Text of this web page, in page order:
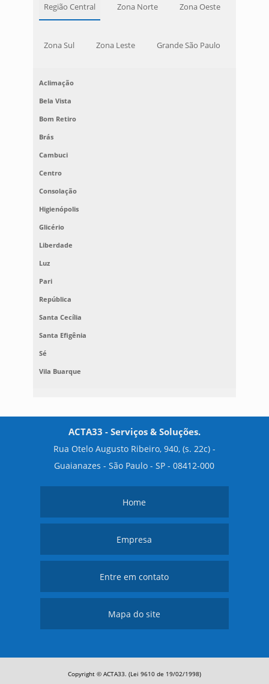
Região Central Zona Norte Zona Oeste
Zona Sul Zona Leste Grande São Paulo
Aclimação
Bela Vista
Bom Retiro
Brás
Cambuci
Centro
Consolação
Higienópolis
Glicério
Liberdade
Luz
Pari
República
Santa Cecília
Santa Efigênia
Sé
Vila Buarque
ACTA33 - Serviços & Soluções.
Rua Otelo Augusto Ribeiro, 940, (s. 22c) -
Guaianazes - São Paulo - SP - 08412-000
Home
Empresa
Entre em contato
Mapa do site
Copyright © ACTA33. (Lei 9610 de 19/02/1998)